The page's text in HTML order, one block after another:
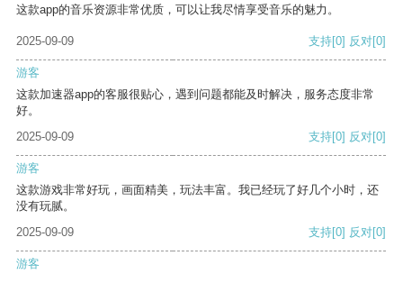
这款app的音乐资源非常优质，可以让我尽情享受音乐的魅力。
2025-09-09 支持[0] 反对[0]
游客
这款加速器app的客服很贴心，遇到问题都能及时解决，服务态度非常
好。
2025-09-09
支持[0] 反对[0]
游客
这款游戏非常好玩，画面精美，玩法丰富。我已经玩了好几个小时，还
没有玩腻。
2025-09-09
支持[0] 反对[0]
游客